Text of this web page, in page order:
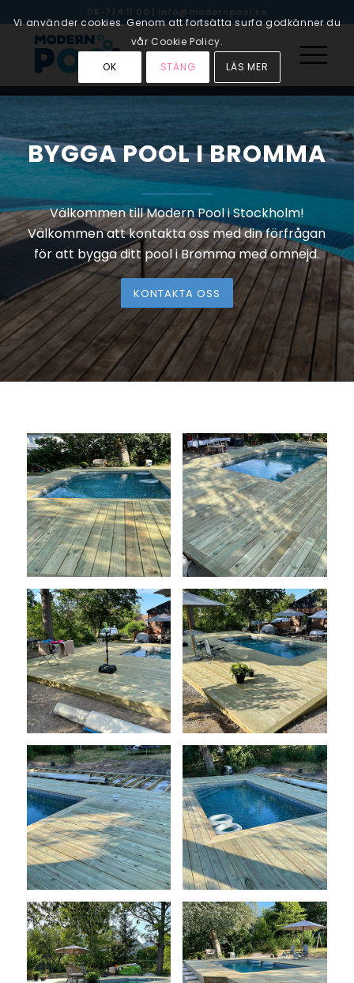
08-774 11 00 | info@modernpool.se
BYGGA POOL I BROMMA
Välkommen till Modern Pool i Stockholm!
Välkommen att kontakta oss med din förfrågan
för att bygga ditt pool i Bromma med omnejd.
KONTAKTA OSS
Vi använder cookies. Genom att fortsätta surfa godkänner du
vår Cookie Policy.
OK
STÄNG LÄS MER